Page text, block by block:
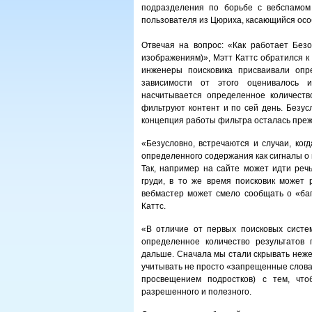
подразделения по борьбе с
пользователя из Цюриха, касающийся
Отвечая на вопрос: «Как работает
изображениям)», Мэтт Каттс обратился к
инженеры поисковика присваивали
зависимости от этого оценивалось
насчитывается определенное
фильтруют контент и по сей день.
концепция работы фильтра осталась
«Безусловно, встречаются и случаи,
определенного содержания как сигналы
Так, например на сайте может идти
груди, в то же время поисковик может
вебмастер может смело сообщать о
Каттс.
«В отличие от первых поисковых
определенное количество
дальше. Сначала мы стали скрывать
учитывать не просто «запрещенные
просвещением подростков) с тем,
разрешенного и полезного.